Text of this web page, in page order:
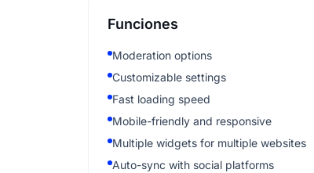
Funciones
Moderation options
Customizable settings
Fast loading speed
Mobile-friendly and responsive
Multiple widgets for multiple websites
Auto-sync with social platforms